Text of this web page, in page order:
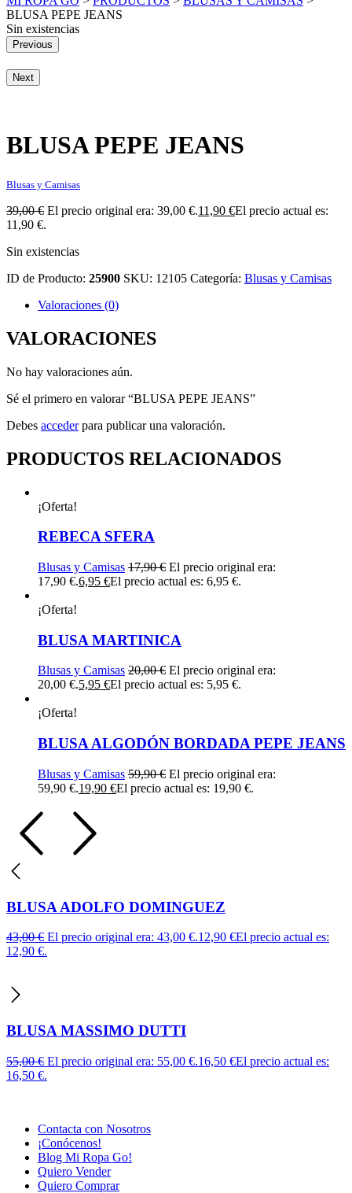
BLUSA PEPE JEANS
Sin existencias
Previous
Next
BLUSA PEPE JEANS
Blusas y Camisas
39,00€ El precio original era: 39,00 €.11,90 €El precio actual es:
11,90 €.
Sin existencias
ID de Producto: 25900 SKU: 12105 Categoría: Blusas y Camisas
Valoraciones (0)
VALORACIONES
No hay valoraciones aún.
Sé el primero en valorar “BLUSA PEPE JEANS”
Debes accederpara publicar una valoración.
PRODUCTOS RELACIONADOS
¡Oferta!
REBECA SFERA
Blusas y Camisas 17,90€ El precio original era:
17,90 €.6,95 €El precio actual es: 6,95 €.
¡Oferta!
BLUSA MARTINICA
Blusas y Camisas 20,00€ El precio original era:
20,00 €.5,95 €El precio actual es: 5,95 €.
¡Oferta!
BLUSA ALGODÓN BORDADA PEPE JEANS
Blusas y Camisas 59,90€ El precio original era:
59,90 €.19,90 €El precio actual es: 19,90 €.
BLUSA ADOLFO DOMINGUEZ
43,00€ El precio original era: 43,00 €.12,90 €El precio actual es:
12,90 €.
BLUSA MASSIMO DUTTI
55,00€ El precio original era: 55,00 €.16,50 €El precio actual es:
16,50 €.
Contacta con Nosotros
¡Conócenos!
Blog Mi Ropa Go!
Quiero Vender
Quiero Comprar